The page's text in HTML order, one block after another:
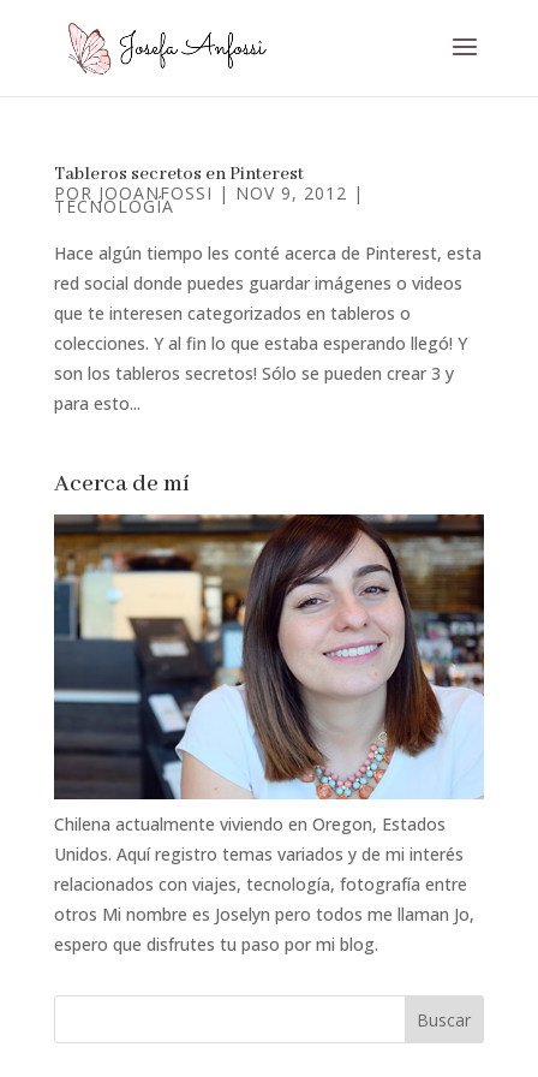
Tableros secretos en Pinterest
POR JOOANFOSSI | NOV 9, 2012 |
TECNOLOGÍA
Hace algún tiempo les conté acerca de Pinterest, esta
red social donde puedes guardar imágenes o videos
que te interesen categorizados en tableros o
colecciones. Y al fin lo que estaba esperando llegó! Y
son los tableros secretos! Sólo se pueden crear 3 y
para esto...
Acerca de mí
Chilena actualmente viviendo en Oregon, Estados
Unidos. Aquí registro temas variados y de mi interés
relacionados con viajes, tecnología, fotografía entre
otros Mi nombre es Joselyn pero todos me llaman Jo,
espero que disfrutes tu paso por mi blog.